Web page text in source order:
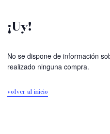
¡Uy!
No se dispone de información
realizado ninguna compra.
volver al inicio